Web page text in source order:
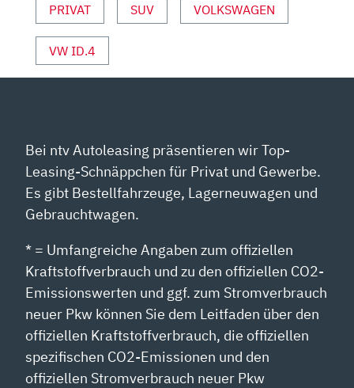
YOUTUBE
ANZEIGEN
PRIVAT SUV VOLKSWAGEN
VW ID.4
Bei ntv Autoleasing präsentieren wir Top-
Leasing-Schnäppchen für Privat und Gewerbe.
Es gibt Bestellfahrzeuge, Lagerneuwagen und
Gebrauchtwagen.
* = Umfangreiche Angaben zum offiziellen
Kraftstoffverbrauch und zu den offiziellen CO2-
Emissionswerten und ggf. zum Stromverbrauch
neuer Pkw können Sie dem Leitfaden über den
offiziellen Kraftstoffverbrauch, die offiziellen
spezifischen CO2-Emissionen und den
offiziellen Stromverbrauch neuer Pkw